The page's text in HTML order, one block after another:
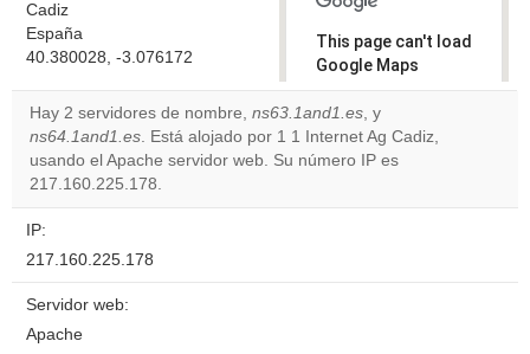
Cadiz
España
40.380028, -3.076172
This page can't load
Google Maps
correctly.
Do you
own this
Hay 2 servidores de nombre, ns63.1and1.es, y
ns64.1and1.es. Está alojado por 1 1 Internet Ag Cadiz,
usando el Apache servidor web. Su número IP es
217.160.225.178.
IP:
217.160.225.178
Servidor web:
Apache